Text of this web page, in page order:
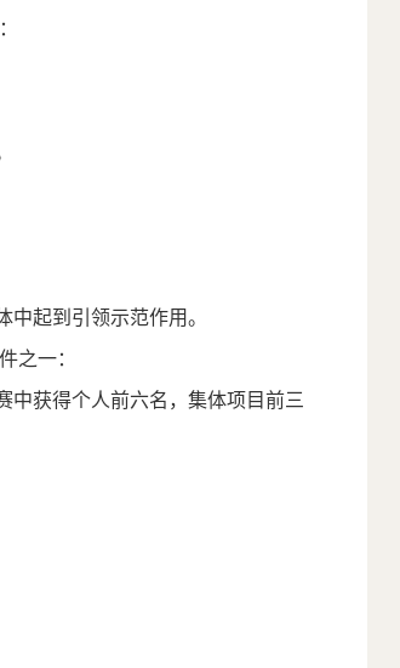
起到引领示范作用。
之一：
中获得个人前六名，集体项目前三